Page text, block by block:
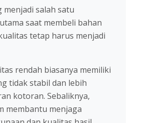
menjadi salah satu
saat membeli bahan
tetap harus menjadi
rendah biasanya memiliki
tidak stabil dan lebih
kotoran. Sebaliknya,
membantu menjaga